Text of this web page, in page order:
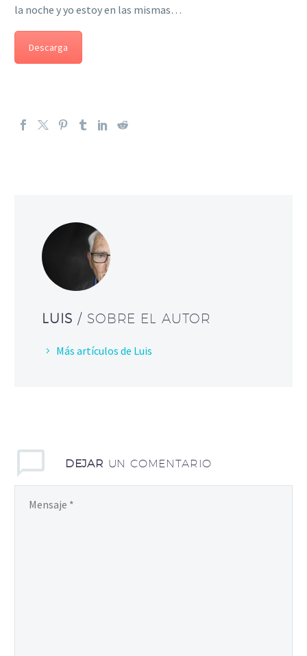
la noche y yo estoy en las mismas…
Descarga
LUIS / SOBRE EL AUTOR
Más artículos de Luis
DEJAR UN COMENTARIO